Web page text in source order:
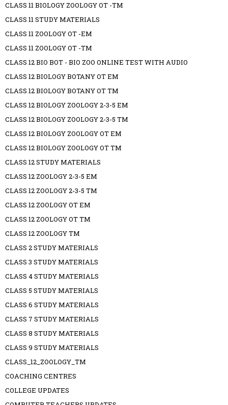
CLASS 11 BIOLOGY ZOOLOGY OT -TM
CLASS 11 STUDY MATERIALS
CLASS 11 ZOOLOGY OT -EM
CLASS 11 ZOOLOGY OT -TM
CLASS 12 BIO BOT - BIO ZOO ONLINE TEST WITH AUDIO
CLASS 12 BIOLOGY BOTANY OT EM
CLASS 12 BIOLOGY BOTANY OT TM
CLASS 12 BIOLOGY ZOOLOGY 2-3-5 EM
CLASS 12 BIOLOGY ZOOLOGY 2-3-5 TM
CLASS 12 BIOLOGY ZOOLOGY OT EM
CLASS 12 BIOLOGY ZOOLOGY OT TM
CLASS 12 STUDY MATERIALS
CLASS 12 ZOOLOGY 2-3-5 EM
CLASS 12 ZOOLOGY 2-3-5 TM
CLASS 12 ZOOLOGY OT EM
CLASS 12 ZOOLOGY OT TM
CLASS 12 ZOOLOGY TM
CLASS 2 STUDY MATERIALS
CLASS 3 STUDY MATERIALS
CLASS 4 STUDY MATERIALS
CLASS 5 STUDY MATERIALS
CLASS 6 STUDY MATERIALS
CLASS 7 STUDY MATERIALS
CLASS 8 STUDY MATERIALS
CLASS 9 STUDY MATERIALS
CLASS_12_ZOOLOGY_TM
COACHING CENTRES
COLLEGE UPDATES